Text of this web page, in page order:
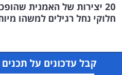
20 יצירות של האמנית
חלוקי נחל רגילים למשהו
קבל עדכונים על